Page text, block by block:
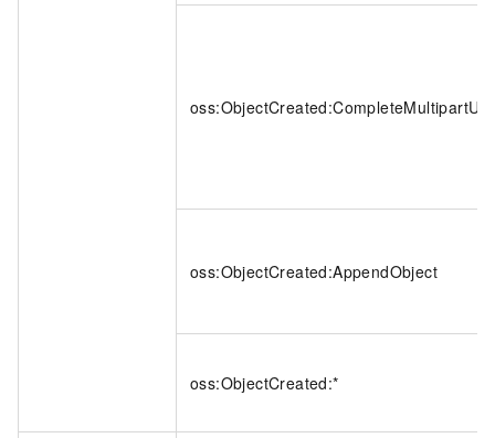
oss:ObjectCreated:AppendObject
oss:ObjectCreated:*